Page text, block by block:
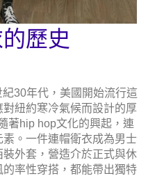
歷史
30年代，美國開始流行這
紐約寒冷氣候而設計的厚
著hip hop文化的興起，連
。一件連帽衛衣成為男士
外套，營造介於正式與休
率性穿搭，都能帶出獨特